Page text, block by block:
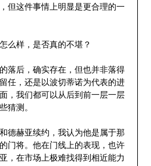
但这件事情上明显是更合理的一
么样，是否真的不堪？
落后，确实存在，但也并非落得
任，还是以波切蒂诺为代表的进
，我们都可以从后到前一层一层
猜测。
德赫亚续约，我认为他是属于那
门将。他在门线上的表现，也许
，在市场上极难找得到相近能力